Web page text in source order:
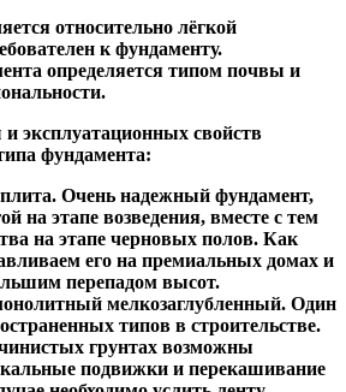
относительно лёгкой
к фундаменту.
определяется типом почвы и
эксплуатационных свойств
фундамента:
Очень надежный фундамент,
на этапе возведения, вместе с тем
на этапе черновых полов. Как
его на премиальных домах и
перепадом высот.
мелкозаглубленный. Один
типов в строительстве.
грунтах возможны
подвижки и перекашивание